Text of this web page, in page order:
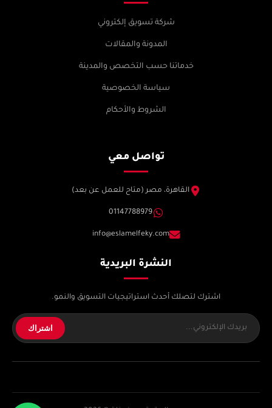
شركة تسويق إلكتروني
المدونة والمقالات
خدماتنا حسب التخصص والمدينة
سياسة الخصوصية
الشروط والأحكام
تواصل معي
القاهرة، مصر (متاح للعمل عن بعد)
01147788979
info@eslamelfeky.com
النشرة البريدية
اشترك لتصلك أحدث استراتيجيات التسويق والنمو.
اشتراك